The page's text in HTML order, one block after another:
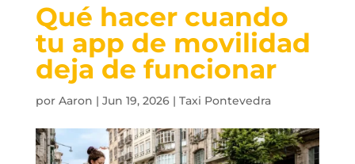
Qué hacer cuando
tu app de movilidad
deja de funcionar
por Aaron | Jun 19, 2026| Taxi Pontevedra